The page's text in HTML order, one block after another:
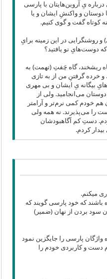
یِ آروین‌هایتان با پارسی
و واکنشِ ایشان و یا
کوتاه گفت و گوی کنیم.
و روشنگرایی در این زمینه برایِ
دوست‌هایِ نو یافتید؟
ریشخند، گاه چَفتِ (تهمت) به
و خرده گرفتنِ من از به تازی
بیگانه یِ ایشان و بی‌ مهری
دوستان می‌‌انجامید. ولی‌ از
هم خودم کمی‌ نرم‌تر و آرامتر
را می‌پذیرند. نه همه ولی‌
دستِ کم آگاهبود‌شان
میکنم.
که خود پارسی‌ گویند که
سود بردن از نهان (ضمیر)
واژگان پارسی را جایگزین نمود
و کاربردی خودم را